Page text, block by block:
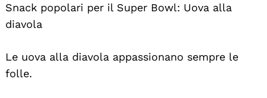
Snack popolari per il Super Bowl: Uova alla
diavola
Le uova alla diavola appassionano sempre le
folle.